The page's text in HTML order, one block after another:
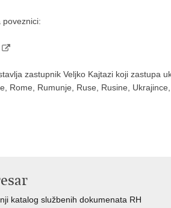
zastupnik Veljko Kajtazi koji zastupa
Rome, Rumunje, Ruse, Rusine, Ukrajince,
katalog službenih dokumenata RH